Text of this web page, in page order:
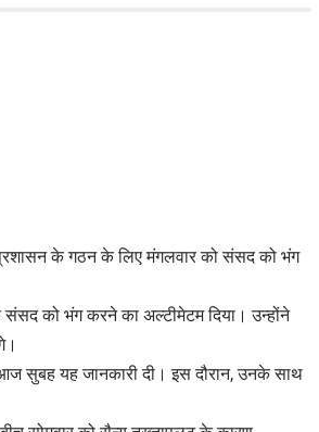
प्रशासन के गठन के लिए मंगलवार को संसद को भंग
संसद को भंग करने का अल्टीमेटम दिया। उन्होंने
सुबह यह जानकारी दी। इस दौरान, उनके साथ